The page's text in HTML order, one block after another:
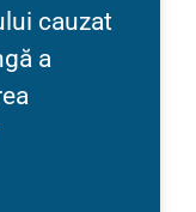
cauzat
a